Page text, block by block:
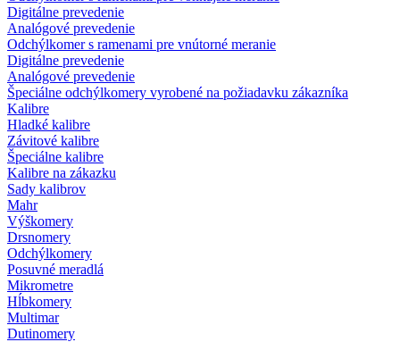
Digitálne prevedenie
Analógové prevedenie
Odchýlkomer s ramenami pre vnútorné meranie
Digitálne prevedenie
Analógové prevedenie
Špeciálne odchýlkomery vyrobené na požiadavku zákazníka
Kalibre
Hladké kalibre
Závitové kalibre
Špeciálne kalibre
Kalibre na zákazku
Sady kalibrov
Mahr
Výškomery
Drsnomery
Odchýlkomery
Posuvné meradlá
Mikrometre
Hĺbkomery
Multimar
Dutinomery